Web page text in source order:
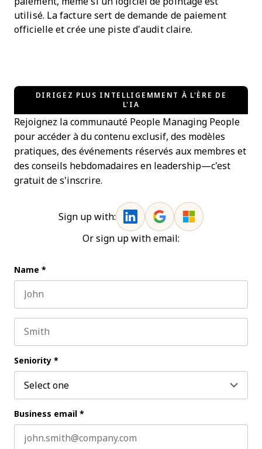
utilisé. La facture sert de demande de paiement
officielle et crée une piste d’audit claire.
DIRIGEZ PLUS INTELLIGEMMENT À L'ÈRE DE
L'IA
Rejoignez la communauté People Managing People
pour accéder à du contenu exclusif, des modèles
pratiques, des événements réservés aux membres et
des conseils hebdomadaires en leadership—c'est
gratuit de s'inscrire.
Sign up with:
Or sign up with email:
Name *
Seniority *
Business email *